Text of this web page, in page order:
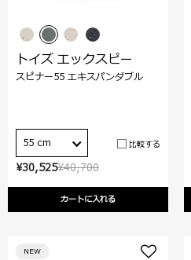
¥40,700
¥30,525
カートに入れる
トイズ エックスピー
スピナー55 エキスパンダブル
55 cm 比較する
NEW